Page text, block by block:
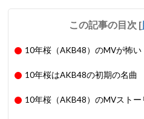
この記事の目次 [
10年桜（AKB48）のMVが怖い
10年桜はAKB48の初期の名曲
10年桜（AKB48）のMVストー